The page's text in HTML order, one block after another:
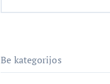
Be kategorijos